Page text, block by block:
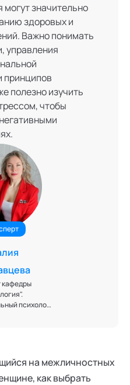
кафедры
психолог.
писатель,
России.
значительно
здоровых и
Важно понимать
управления
принципов
полезно изучить
чтобы
на межличностных
как выбрать